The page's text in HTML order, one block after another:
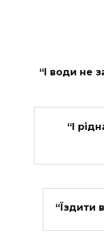
“І води не
“І
“Їздити